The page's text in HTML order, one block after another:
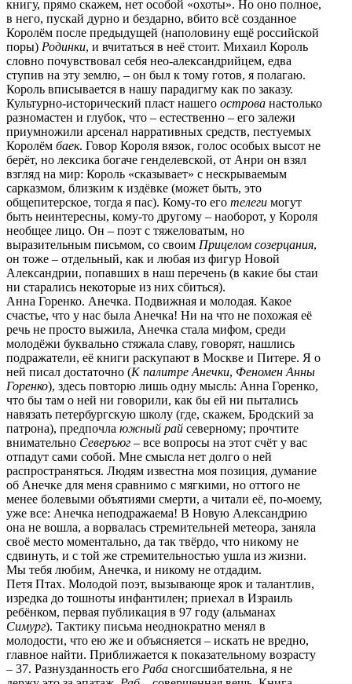
книгу, прямо скажем, нет особой «охоты». Но оно полное,
в него, пускай дурно и бездарно, вбито всё созданное
Королём после предыдущей (наполовину ещё российской
поры) Родинки, и вчитаться в неё стоит. Михаил Король
словно почувствовал себя нео-александрийцем, едва
ступив на эту землю, – он был к тому готов, я полагаю.
Король вписывается в нашу парадигму как по заказу.
Культурно-исторический пласт нашего острова настолько
разномастен и глубок, что – естественно – его залежи
приумножили арсенал нарративных средств, пестуемых
Королём баек. Говор Короля вязок, голос особых высот не
берёт, но лексика богаче генделевской, от Анри он взял
взгляд на мир: Король «сказывает» с нескрываемым
сарказмом, близким к издёвке (может быть, это
общепитерское, тогда я пас). Кому-то его телеги могут
быть неинтересны, кому-то другому – наоборот, у Короля
необщее лицо. Он – поэт с тяжеловатым, но
выразительным письмом, со своим Прицелом созерцания,
он тоже – отдельный, как и любая из фигур Новой
Александрии, попавших в наш перечень (в какие бы стаи
ни старались некоторые из них сбиться).
Анна Горенко. Анечка. Подвижная и молодая. Какое
счастье, что у нас была Анечка! Ни на что не похожая её
речь не просто выжила, Анечка стала мифом, среди
молодёжи буквально стяжала славу, говорят, нашлись
подражатели, её книги раскупают в Москве и Питере. Я о
ней писал достаточно (К палитре Анечки, Феномен Анны
Горенко), здесь повторю лишь одну мысль: Анна Горенко,
что бы там о ней ни говорили, как бы ей ни пытались
навязать петербургскую школу (где, скажем, Бродский за
патрона), предпочла южный рай северному; прочтите
внимательно Северъюг – все вопросы на этот счёт у вас
отпадут сами собой. Мне смысла нет долго о ней
распространяться. Людям известна моя позиция, думание
об Анечке для меня сравнимо с мягкими, но оттого не
менее болевыми объятиями смерти, а читали её, по-моему,
уже все: Анечка неподражаема! В Новую Александрию
она не вошла, а ворвалась стремительней метеора, заняла
своё место моментально, да так твёрдо, что никому не
сдвинуть, и с той же стремительностью ушла из жизни.
Мы тебя любим, Анечка, и никому не отдадим.
Петя Птах. Молодой поэт, вызывающе ярок и талантлив,
изредка до тошноты инфантилен; приехал в Израиль
ребёнком, первая публикация в 97 году (альманах
Симург). Тактику письма неоднократно менял в
молодости, что ею же и объясняется – искать не вредно,
главное найти. Приближается к показательному возрасту
– 37. Разнузданность его Раба сногсшибательна, я не